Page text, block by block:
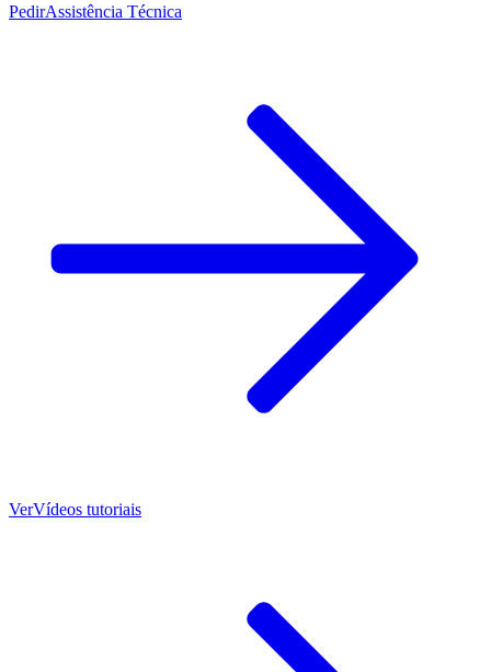
PedirAssistência Técnica
VerVídeos tutoriais